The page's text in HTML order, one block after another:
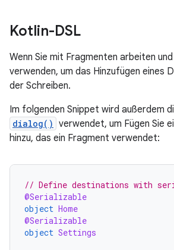
Kotlin-DSL
Wenn Sie mit Fragmenten arbeiten und
verwenden, um das Hinzufügen eines
der Schreiben.
Im folgenden Snippet wird außerdem
dialog() verwendet, um Fügen Sie
hinzu, das ein Fragment verwendet:
// Define destinations with
@Serializable
object Home
@Serializable
object Settings